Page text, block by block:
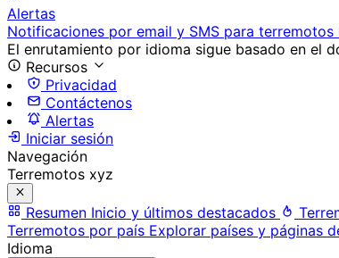
Alertas
Notificaciones por email y SMS para terremotos
El enrutamiento por idioma sigue basado en el
Recursos
Privacidad
Contáctenos
Alertas
Iniciar sesión
Navegación
Terremotos xyz
Resumen Inicio y últimos destacados
Terremotos por país Explorar países y páginas
Idioma